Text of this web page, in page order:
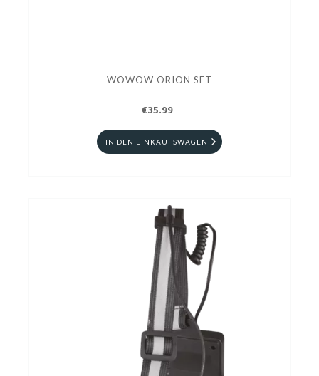
WOWOW ORION SET
€35.99
IN DEN EINKAUFSWAGEN